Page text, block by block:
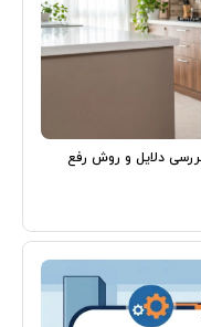
دلایل و روش رفع